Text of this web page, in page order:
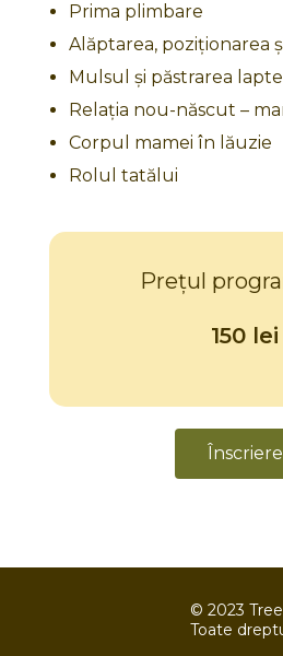
Prima plimbare
Alăptarea, poziționarea
Mulsul și păstrarea
Relația nou-născut –
Corpul mamei în lăuzie
Rolul tatălui
Prețul
150 lei
Înscriere
© 2023
Toate